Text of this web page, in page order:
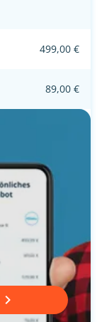
499,00 €
89,00 €